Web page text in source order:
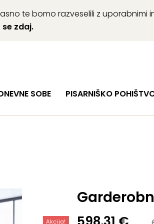
te bomo razveselili z
se zdaj.
SOBE PISARNIŠKO
Akcija!